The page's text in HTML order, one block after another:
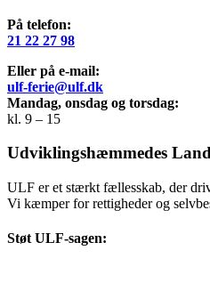
På telefon:
21 22 27 98
Eller på e-mail:
ulf-ferie@ulf.dk
Mandag, onsdag og torsdag:
kl. 9 – 15
Udviklingshæmmedes
ULF er et stærkt fællesskab, der
Vi kæmper for rettigheder og
Støt ULF-sagen: